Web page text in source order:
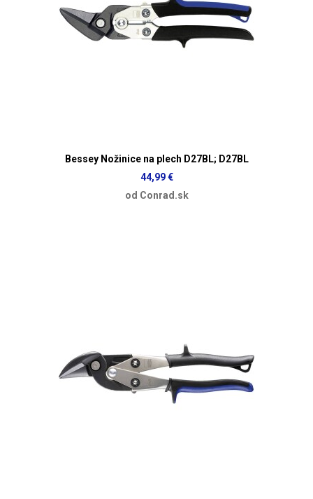
Bessey Nožinice na plech D27BL; D27BL
44,99 €
od Conrad.sk